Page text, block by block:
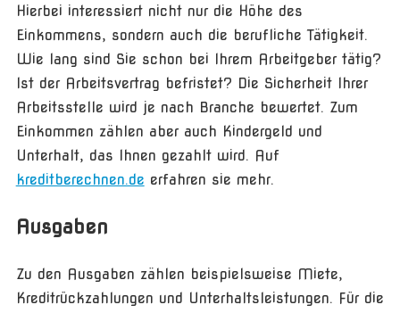
Hierbei interessiert nicht nur die Höhe des
Einkommens, sondern auch die berufliche Tätigkeit.
Wie lang sind Sie schon bei Ihrem Arbeitgeber tätig?
Ist der Arbeitsvertrag befristet? Die Sicherheit Ihrer
Arbeitsstelle wird je nach Branche bewertet. Zum
Einkommen zählen aber auch Kindergeld und
Unterhalt, das Ihnen gezahlt wird. Auf
kreditberechnen.de erfahren sie mehr.
Ausgaben
Zu den Ausgaben zählen beispielsweise Miete,
Kreditrückzahlungen und Unterhaltsleistungen. Für die